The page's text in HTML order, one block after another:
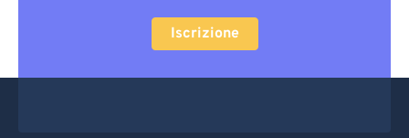
Iscrizione